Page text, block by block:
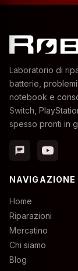
Laboratorio di
batterie,
notebook e
Switch,
spesso pronti in
chat
NAVIGAZIONE
Home
Riparazioni
Mercatino
Chi siamo
Blog